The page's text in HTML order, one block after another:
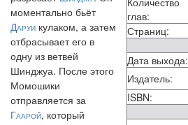
глав:
Страниц:
Дата выхода:
Издатель:
ISBN:
моментально бьёт
Даруи кулаком, а затем
отбрасывает его в
одну из ветвей
Шинджуа. После этого
Момошики
отправляется за
Гаарой, который